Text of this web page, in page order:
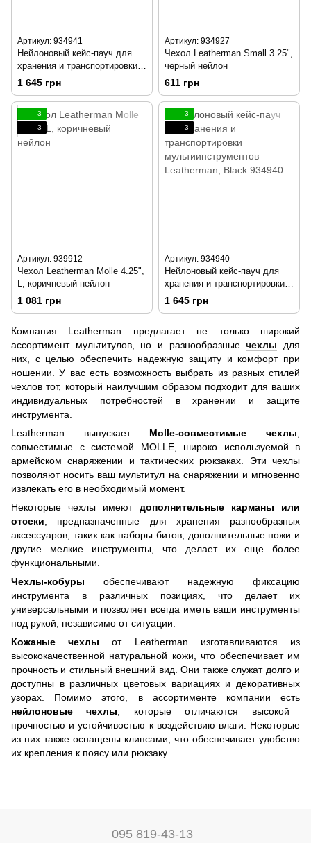
Артикул: 934941
Нейлоновый кейс-пауч для
хранения и транспортировки
мультиинструментов
Leatherman, Mossy Fog
934941
1 645 грн
Артикул: 934927
Чехол Leatherman Small 3.25",
черный нейлон
611 грн
3
3
Артикул: 939912
Чехол Leatherman Molle 4.25",
L, коричневый нейлон
1 081 грн
3
3
Артикул: 934940
Нейлоновый кейс-пауч для
хранения и транспортировки
мультиинструментов
Leatherman, Black 934940
1 645 грн
Компания Leatherman предлагает не только широкий
ассортимент мультитулов, но и разнообразныечехлы для
них, с целью обеспечить надежную защиту и комфорт при
ношении. У вас есть возможность выбрать из разных стилей
чехлов тот, который наилучшим образом подходит для ваших
индивидуальных потребностей в хранении и защите
инструмента.
Leatherman выпускает Molle-совместимые чехлы
совместимые с системой MOLLE, широко используемой в
армейском снаряжении и тактических рюкзаках. Эти чехлы
позволяют носить ваш мультитул на снаряжении и мгновенно
извлекать его в необходимый момент.
Некоторые чехлы имеют дополнительные карманы или
отсеки , предназначенные для хранения разнообразных
аксессуаров, таких как наборы битов, дополнительные ножи и
другие мелкие инструменты, что делает их еще более
функциональными.
Чехлы-кобуры обеспечивают надежную фиксацию
инструмента в различных позициях, что делает их
универсальными и позволяет всегда иметь ваши инструменты
под рукой, независимо от ситуации.
Кожаные чехлыот Leatherman изготавливаются из
высококачественной натуральной кожи, что обеспечивает им
прочность и стильный внешний вид. Они также служат долго и
доступны в различных цветовых вариациях и декоративных
узорах. Помимо этого, в ассортименте компании есть
нейлоновые чехлы , которые отличаются высокой
прочностью и устойчивостью к воздействию влаги. Некоторые
из них также оснащены клипсами, что обеспечивает удобство
их крепления к поясу или рюкзаку.
095 819-43-13